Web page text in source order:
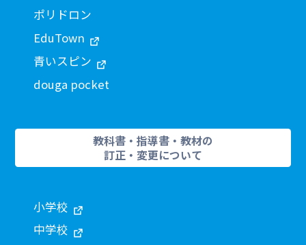
ポリドロン
EduTown
青いスピン
douga pocket
教科書・指導書・教材の
訂正・変更について
小学校
中学校